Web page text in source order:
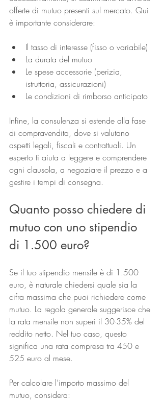
offerte di mutuo presenti sul mercato. Qui
è importante considerare:
Il tasso di interesse (fisso o variabile)
La durata del mutuo
Le spese accessorie (perizia,
istruttoria, assicurazioni)
Le condizioni di rimborso anticipato
Infine, la consulenza si estende alla fase
di compravendita, dove si valutano
aspetti legali, fiscali e contrattuali. Un
esperto ti aiuta a leggere e comprendere
ogni clausola, a negoziare il prezzo e a
gestire i tempi di consegna.
Quanto posso chiedere di
mutuo con uno stipendio
di 1.500 euro?
Se il tuo stipendio mensile è di 1.500
euro, è naturale chiedersi quale sia la
cifra massima che puoi richiedere come
mutuo. La regola generale suggerisce che
la rata mensile non superi il 30-35% del
reddito netto. Nel tuo caso, questo
significa una rata compresa tra 450 e
525 euro al mese.
Per calcolare l’importo massimo del
mutuo, considera: